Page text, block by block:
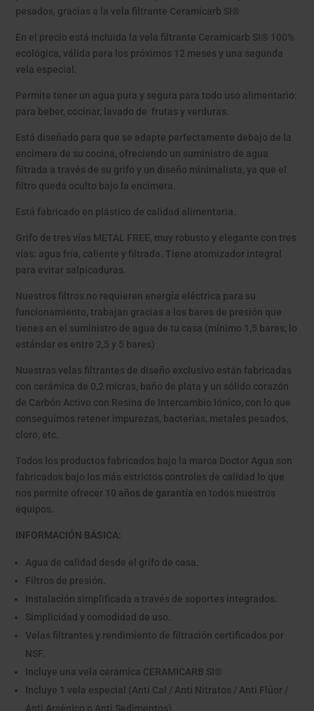
pesados, gracias a la vela filtrante Ceramicarb SI®
En el precio está incluida la vela filtrante Ceramicarb SI® 100%
ecológica, válida para los próximos 12 meses y una segunda
vela especial.
Permite tener un agua pura y segura para todo uso alimentario:
para beber, cocinar, lavado de frutas y verduras.
Está diseñado para que se adapte perfectamente debajo de la
encimera de su cocina, ofreciendo un suministro de agua
filtrada a través de su grifo y un diseño minimalista, ya que el
filtro queda oculto bajo la encimera.
Está fabricado en plástico de calidad alimentaria.
Grifo de tres vías METAL FREE, muy robusto y elegante con tres
vías: agua fría, caliente y filtrada. Tiene atomizador integral
para evitar salpicaduras.
Nuestros filtros no requieren energía eléctrica para su
funcionamiento, trabajan gracias a los bares de presión que
tienes en el suministro de agua de tu casa (mínimo 1,5 bares; lo
estándar es entre 2,5 y 5 bares)
Nuestras velas filtrantes de diseño exclusivo están fabricadas
con cerámica de 0,2 micras, baño de plata y un sólido corazón
de Carbón Activo con Resina de Intercambio Iónico, con lo que
conseguimos retener impurezas, bacterias, metales pesados,
cloro, etc.
Todos los productos fabricados bajo la marca Doctor Agua son
fabricados bajo los más estrictos controles de calidad lo que
nos permite ofrecer 10 años de garantía en todos nuestros
equipos.
INFORMACIÓN BÁSICA:
Agua de calidad desde el grifo de casa.
Filtros de presión.
Instalación simplificada a través de soportes integrados.
Simplicidad y comodidad de uso.
Velas filtrantes y rendimiento de filtración certificados por
NSF.
Incluye una vela cerámica CERAMICARB SI®
Incluye 1 vela especial (Anti Cal / Anti Nitratos / Anti Flúor /
Anti Arsénico o Anti Sedimentos)